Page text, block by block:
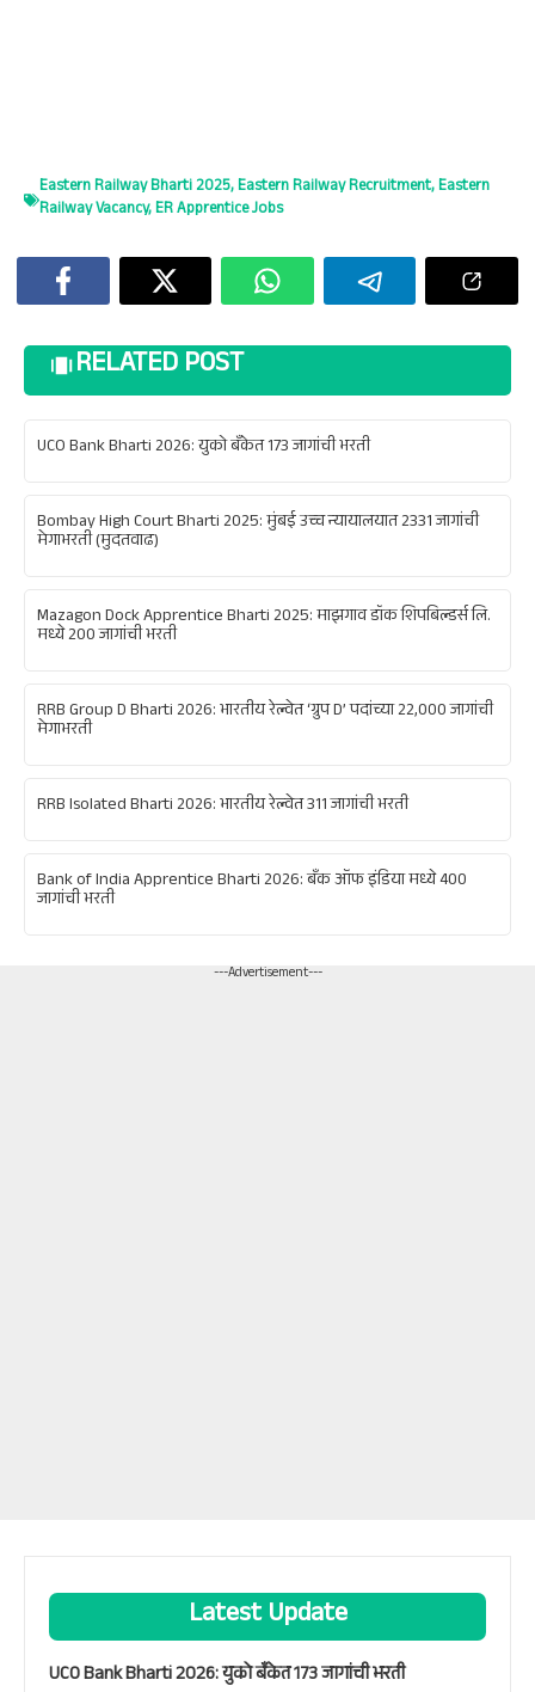
Eastern Railway Bharti 2025,Eastern Railway Recruitment,Eastern
Railway Vacancy,ER Apprentice Jobs
RELATED POST
UCO Bank Bharti 2026: युको बँकेत 173 जागांची भरती
Bombay High Court Bharti 2025: मुंबई उच्च न्यायालयात 2331 जागांची
मेगाभरती (मुदतवाढ)
Mazagon Dock Apprentice Bharti 2025: माझगाव डॉक शिपबिल्डर्स लि.
मध्ये 200 जागांची भरती
RRB Group D Bharti 2026: भारतीय रेल्वेत ‘ग्रुप D’ पदांच्या 22,000 जागांची
मेगाभरती
RRB Isolated Bharti 2026: भारतीय रेल्वेत 311 जागांची भरती
Bank of India Apprentice Bharti 2026: बँक ऑफ इंडिया मध्ये 400
जागांची भरती
---Advertisement---
Latest Update
UCO Bank Bharti 2026: युको बँकेत 173 जागांची भरती